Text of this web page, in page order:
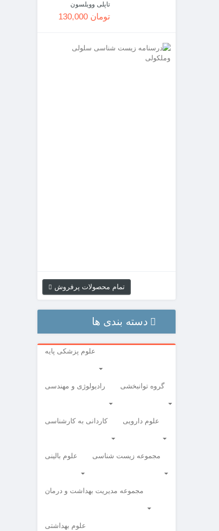
تاپلی وویلسون
تومان 130,000
تمام محصولات پرفروش
دسته بندی ها
علوم پزشکی پایه
رادیولوژی و مهندسی گروه توانبخشی
کاردانی به کارشناسی علوم دارویی
علوم بالینی مجموعه زیست شناسی
مجموعه مدیریت بهداشت و درمان
علوم بهداشتی